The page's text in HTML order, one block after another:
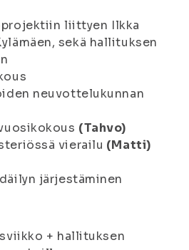
projektiin liittyen Ilkka
sekä hallituksen
neuvottelukunnan
(Tahvo)
vierailu (Matti)
järjestäminen
+ hallituksen